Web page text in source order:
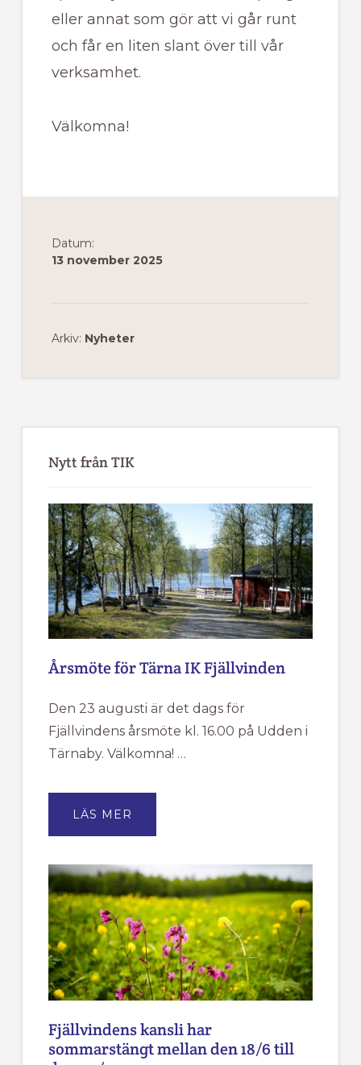
eller annat som gör att vi går runt
och får en liten slant över till vår
verksamhet.
Välkomna!
Datum:
13 november 2025
Arkiv: Nyheter
Primärt
sidofält
Nytt från TIK
Årsmöte för Tärna IK Fjällvinden
Den 23 augusti är det dags för
Fjällvindens årsmöte kl. 16.00 på Udden i
Tärnaby. Välkomna! …
LÄS MER
FÖR
FJÄLLVINDEN
Fjällvindens kansli har
sommarstängt mellan den 18/6 till